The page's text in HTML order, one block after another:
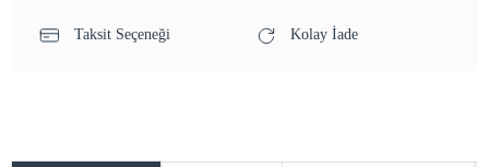
Taksit Seçeneği Kolay İade